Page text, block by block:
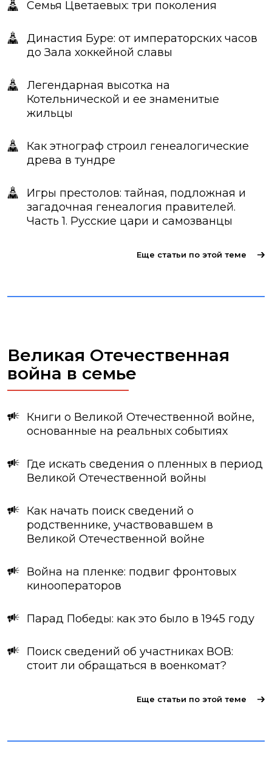
Семья Цветаевых: три поколения
Династия Буре: от императорских часов
до Зала хоккейной славы
Легендарная высотка на
Котельнической и ее знаменитые
жильцы
Как этнограф строил генеалогические
древа в тундре
Игры престолов: тайная, подложная и
загадочная генеалогия правителей.
Часть 1. Русские цари и самозванцы
Еще статьи по этой теме
Великая Отечественная
война в семье
Книги о Великой Отечественной войне,
основанные на реальных событиях
Где искать сведения о пленных в период
Великой Отечественной войны
Как начать поиск сведений о
родственнике, участвовавшем в
Великой Отечественной войне
Война на пленке: подвиг фронтовых
кинооператоров
Парад Победы: как это было в 1945 году
Поиск сведений об участниках ВОВ:
стоит ли обращаться в военкомат?
Еще статьи по этой теме